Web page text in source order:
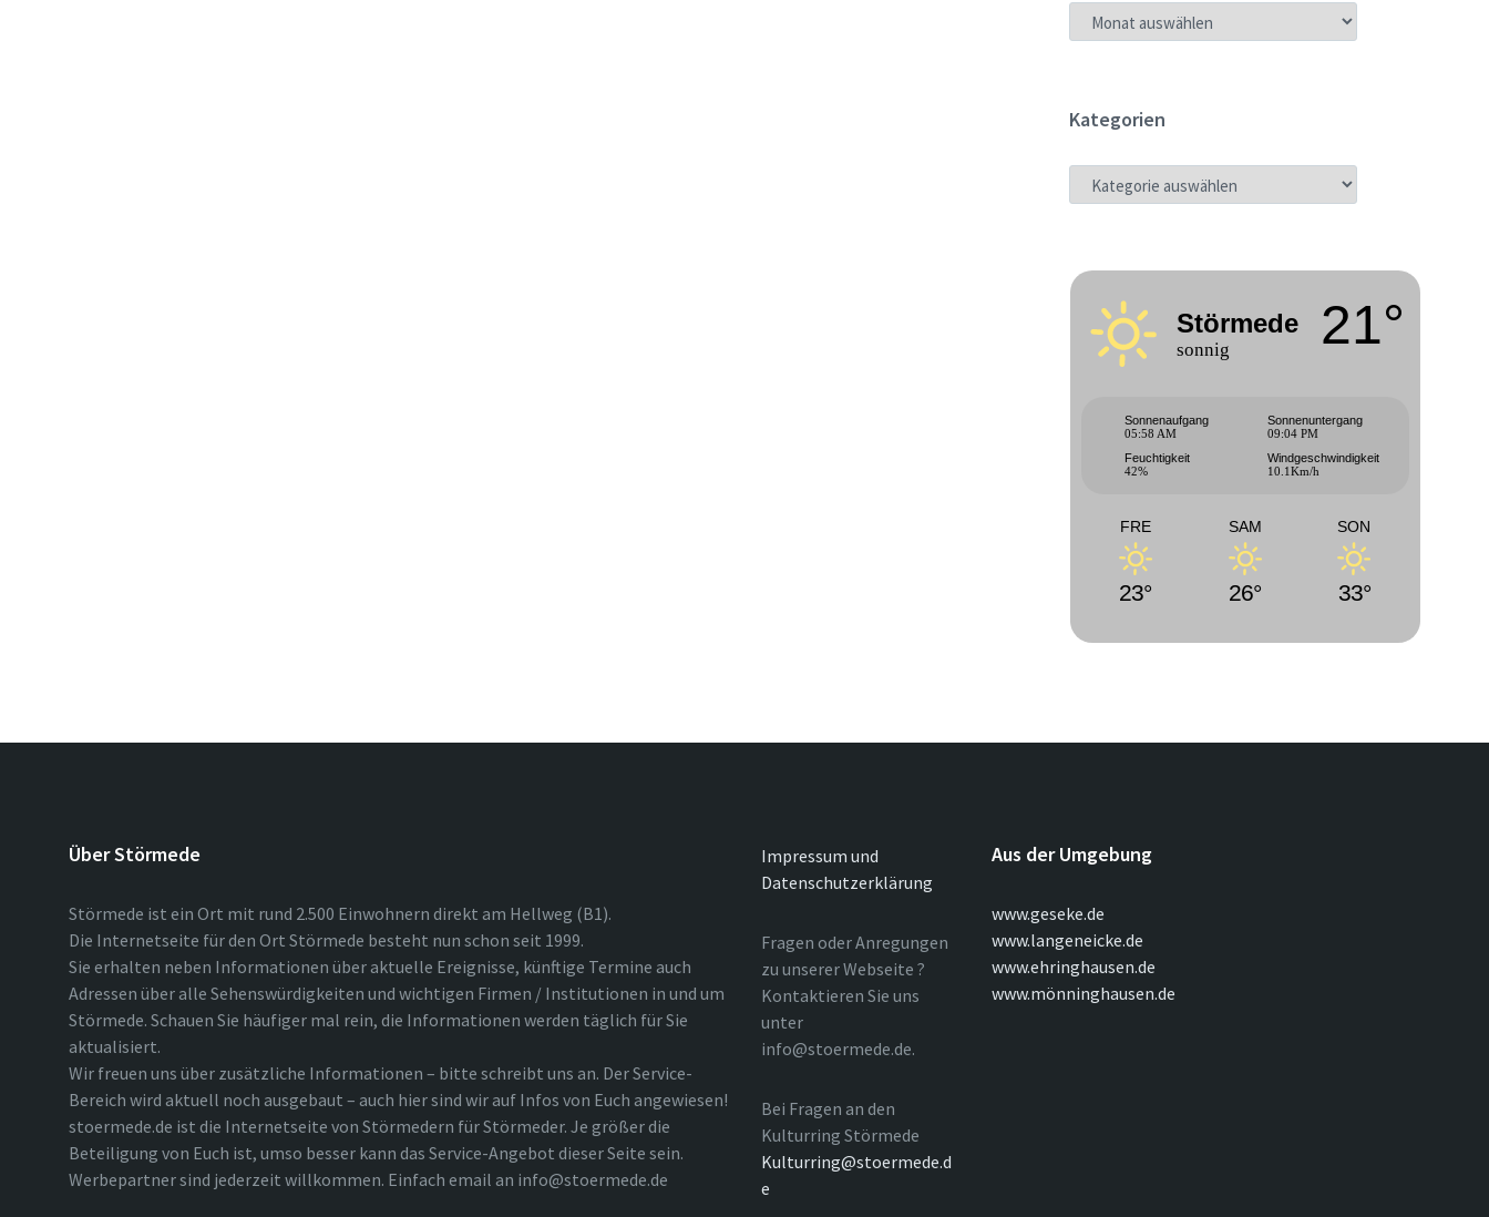
ARCHIV
Kategorien
KATEGORIEN
Störmede
sonnig 21°
Sonnenaufgang
05:58 AM
Sonnenuntergang
09:04 PM
Feuchtigkeit
42%
Windgeschwindigkeit
10.1Km/h
FRE
23°
SAM
26°
SON
33°
Über Störmede
Störmede ist ein Ort mit rund 2.500 Einwohnern direkt am Hellweg (B1).
Die Internetseite für den Ort Störmede besteht nun schon seit 1999.
Sie erhalten neben Informationen über aktuelle Ereignisse, künftige Termine auch
Adressen über alle Sehenswürdigkeiten und wichtigen Firmen / Institutionen in und um
Störmede. Schauen Sie häufiger mal rein, die Informationen werden täglich für Sie
aktualisiert.
Wir freuen uns über zusätzliche Informationen – bitte schreibt uns an. Der Service-
Bereich wird aktuell noch ausgebaut – auch hier sind wir auf Infos von Euch angewiesen!
stoermede.de ist die Internetseite von Störmedern für Störmeder. Je größer die
Beteiligung von Euch ist, umso besser kann das Service-Angebot dieser Seite sein.
Werbepartner sind jederzeit willkommen. Einfach email an info@stoermede.de
Impressum und
Datenschutzerklärung
Fragen oder Anregungen
zu unserer Webseite ?
Kontaktieren Sie uns
unter
info@stoermede.de.
Bei Fragen an den
Kulturring Störmede
Kulturring@stoermede.d
e
Aus der Umgebung
www.geseke.de
www.langeneicke.de
www.ehringhausen.de
www.mönninghausen.de